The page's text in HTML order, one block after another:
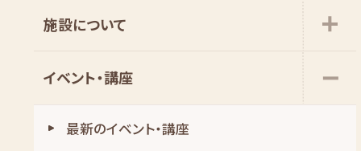
施設について
イベント・講座
最新のイベント・講座